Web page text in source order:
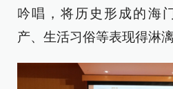
吟唱，将历史形成的海
产、生活习俗等表现得淋漓